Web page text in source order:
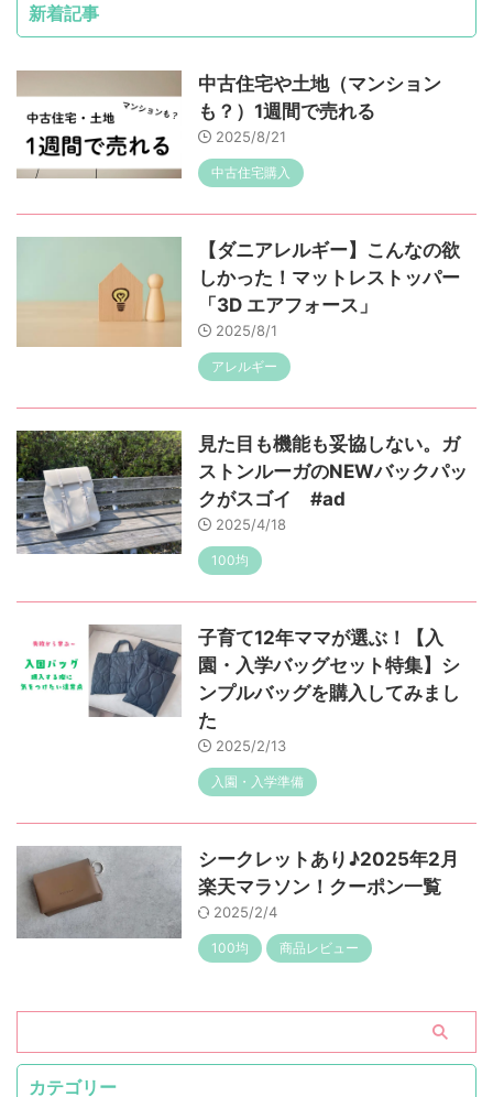
新着記事
中古住宅や土地（マンション
も？）1週間で売れる
2025/8/21
中古住宅購入
【ダニアレルギー】こんなの欲
しかった！マットレストッパー
「3D エアフォース」
2025/8/1
アレルギー
見た目も機能も妥協しない。ガ
ストンルーガのNEWバックパッ
クがスゴイ #ad
2025/4/18
100均
子育て12年ママが選ぶ！【入
園・入学バッグセット特集】シ
ンプルバッグを購入してみまし
た
2025/2/13
入園・入学準備
シークレットあり♪2025年2月
楽天マラソン！クーポン一覧
2025/2/4
100均 商品レビュー
カテゴリー